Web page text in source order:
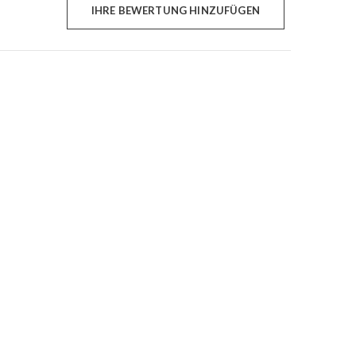
IHRE BEWERTUNG HINZUFÜGEN